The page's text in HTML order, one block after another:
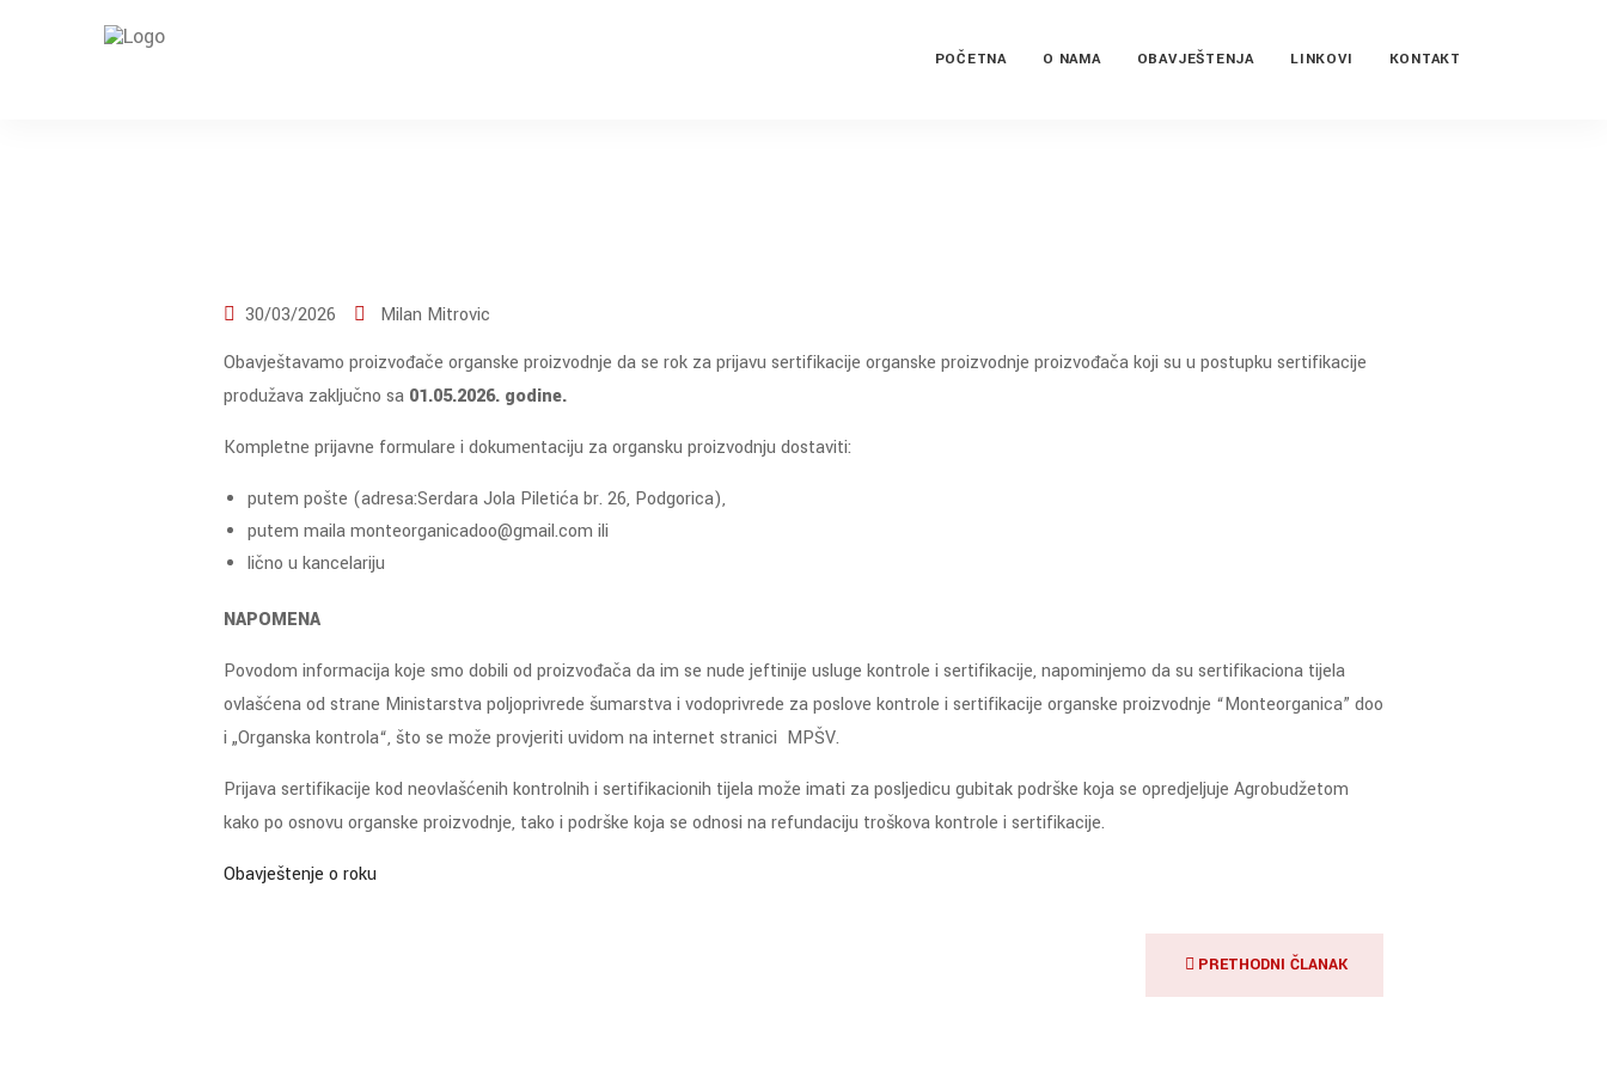
POČETNA O NAMA OBAVJEŠTENJA LINKOVI KONTAKT
30/03/2026
Milan Mitrovic
Obavještavamo proizvođače organske proizvodnje da se rok za prijavu sertifikacije organske proizvodnje proizvođača koji su u postupku sertifikacije
produžava zaključno sa 01.05.2026. godine.
Kompletne prijavne formulare i dokumentaciju za organsku proizvodnju dostaviti:
putem pošte (adresa:Serdara Jola Piletića br. 26, Podgorica),
putem maila monteorganicadoo@gmail.com ili
lično u kancelariju
NAPOMENA
Povodom informacija koje smo dobili od proizvođača da im se nude jeftinije usluge kontrole i sertifikacije, napominjemo da su sertifikaciona tijela
ovlašćena od strane Ministarstva poljoprivrede šumarstva i vodoprivrede za poslove kontrole i sertifikacije organske proizvodnje “Monteorganica” doo
i „Organska kontrola“, što se može provjeriti uvidom na internet stranici MPŠV.
Prijava sertifikacije kod neovlašćenih kontrolnih i sertifikacionih tijela može imati za posljedicu gubitak podrške koja se opredjeljuje Agrobudžetom
kako po osnovu organske proizvodnje, tako i podrške koja se odnosi na refundaciju troškova kontrole i sertifikacije.
Obavještenje o roku
PRETHODNI ČLANAK